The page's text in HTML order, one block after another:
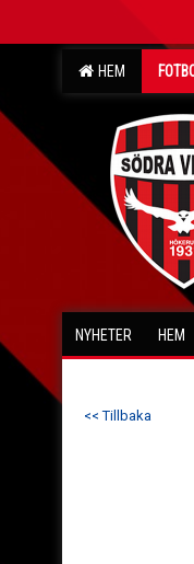
HEM
NYHETER HEM
<< Tillbaka